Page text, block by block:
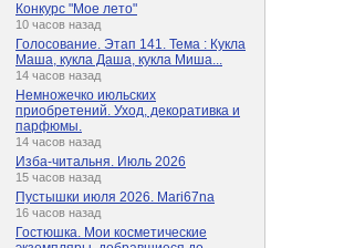
Конкурс "Мое лето"
10 часов назад
Голосование. Этап 141. Тема : Кукла
Маша, кукла Даша, кукла Миша...
14 часов назад
Немножечко июльских
приобретений. Уход, декоративка и
парфюмы.
14 часов назад
Изба-читальня. Июль 2026
15 часов назад
Пустышки июля 2026. Mari67na
16 часов назад
Гостюшка. Мои косметические